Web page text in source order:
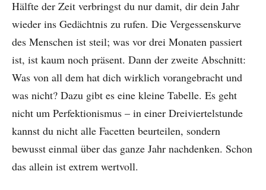
Hälfte der Zeit verbringst du nur damit, dir dein Jahr
wieder ins Gedächtnis zu rufen. Die Vergessenskurve
des Menschen ist steil; was vor drei Monaten passiert
ist, ist kaum noch präsent. Dann der zweite Abschnitt:
Was von all dem hat dich wirklich vorangebracht und
was nicht? Dazu gibt es eine kleine Tabelle. Es geht
nicht um Perfektionismus – in einer Dreiviertelstunde
kannst du nicht alle Facetten beurteilen, sondern
bewusst einmal über das ganze Jahr nachdenken. Schon
das allein ist extrem wertvoll.